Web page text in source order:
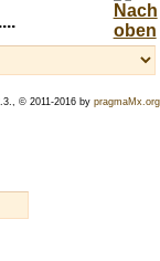
© 2011-2016 by pragmaMx.org